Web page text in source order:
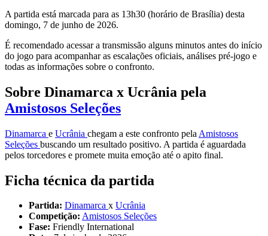
A partida está marcada para as 13h30 (horário de Brasília) desta
domingo, 7 de junho de 2026.
É recomendado acessar a transmissão alguns minutos antes do início
do jogo para acompanhar as escalações oficiais, análises pré-jogo e
todas as informações sobre o confronto.
Sobre Dinamarca x Ucrânia pela
Amistosos Seleções
Dinamarca e Ucrânia chegam a este confronto pela Amistosos
Seleções buscando um resultado positivo. A partida é aguardada
pelos torcedores e promete muita emoção até o apito final.
Ficha técnica da partida
Partida: Dinamarca x Ucrânia
Competição: Amistosos Seleções
Fase: Friendly International